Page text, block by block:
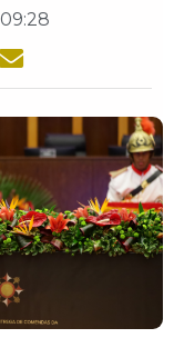
09:28